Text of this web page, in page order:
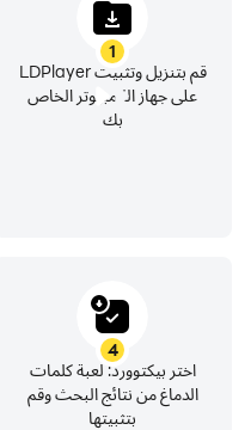
1
قم بتنزيل وتثبيت LDPlayer
على جهاز الكمبيوتر الخاص
بك
4
اختر بيكتوورد: لعبة كلمات
الدماغ من نتائج البحث وقم
بتثبيتها